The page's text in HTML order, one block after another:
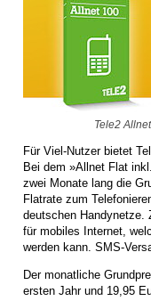
Tele2
Für Viel-Nutzer bietet
Bei dem »Allnet Flat
zwei Monate lang die
Flatrate zum
deutschen Handynetze.
für mobiles Internet,
werden kann. SMS-
Der monatliche
ersten Jahr und 19,95